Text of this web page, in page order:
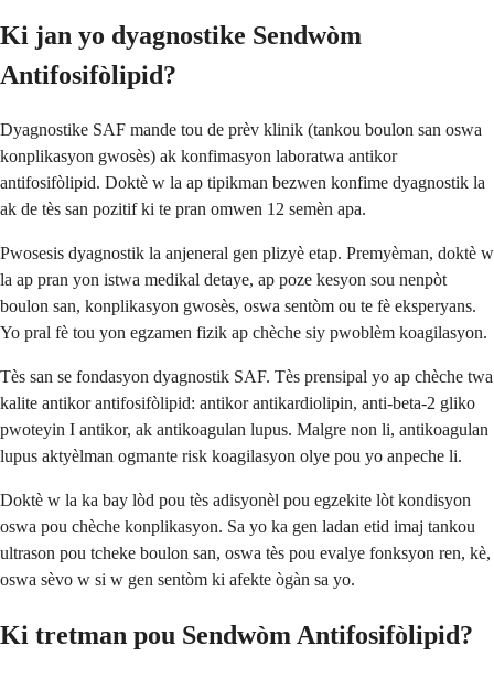
Ki jan yo dyagnostike Sendwòm
Antifosifòlipid?
Dyagnostike SAF mande tou de prèv klinik (tankou boulon san oswa
konplikasyon gwosès) ak konfimasyon laboratwa antikor
antifosifòlipid. Doktè w la ap tipikman bezwen konfime dyagnostik la
ak de tès san pozitif ki te pran omwen 12 semèn apa.
Pwosesis dyagnostik la anjeneral gen plizyè etap. Premyèman, doktè w
la ap pran yon istwa medikal detaye, ap poze kesyon sou nenpòt
boulon san, konplikasyon gwosès, oswa sentòm ou te fè eksperyans.
Yo pral fè tou yon egzamen fizik ap chèche siy pwoblèm koagilasyon.
Tès san se fondasyon dyagnostik SAF. Tès prensipal yo ap chèche twa
kalite antikor antifosifòlipid: antikor antikardiolipin, anti-beta-2 gliko
pwoteyin I antikor, ak antikoagulan lupus. Malgre non li, antikoagulan
lupus aktyèlman ogmante risk koagilasyon olye pou yo anpeche li.
Doktè w la ka bay lòd pou tès adisyonèl pou egzekite lòt kondisyon
oswa pou chèche konplikasyon. Sa yo ka gen ladan etid imaj tankou
ultrason pou tcheke boulon san, oswa tès pou evalye fonksyon ren, kè,
oswa sèvo w si w gen sentòm ki afekte ògàn sa yo.
Ki tretman pou Sendwòm Antifosifòlipid?